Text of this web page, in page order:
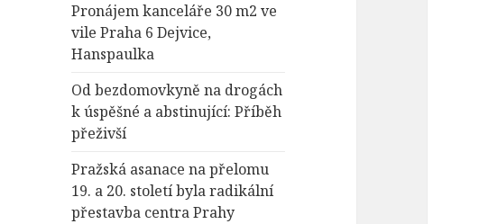
Pronájem kanceláře 30 m2 ve
vile Praha 6 Dejvice,
Hanspaulka
Od bezdomovkyně na drogách
k úspěšné a abstinující: Příběh
přeživší
Pražská asanace na přelomu
19. a 20. století byla radikální
přestavba centra Prahy